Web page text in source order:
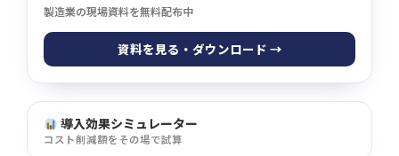
製造業の現場資料を無料配布中
資料を見る・ダウンロード →
導入効果シミュレーター
コスト削減額をその場で試算